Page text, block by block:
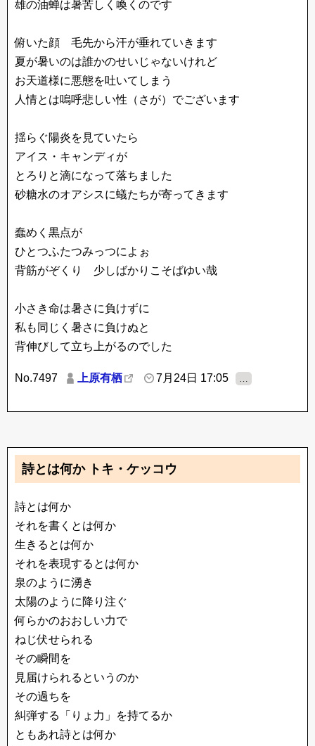
雄の油蝉は暑苦しく喚くのです
俯いた顔 毛先から汗が垂れていきます
夏が暑いのは誰かのせいじゃないけれど
お天道様に悪態を吐いてしまう
人情とは嗚呼悲しい性（さが）でございます
揺らぐ陽炎を見ていたら
アイス・キャンディが
とろりと滴になって落ちました
砂糖水のオアシスに蟻たちが寄ってきます
蠢めく黒点が
ひとつふたつみっつによぉ
背筋がぞくり 少しばかりこそばゆい哉
小さき命は暑さに負けずに
私も同じく暑さに負けぬと
背伸びして立ち上がるのでした
No.7497 上原有栖 7月24日 17:05
詩とは何か トキ・ケッコウ
詩とは何か
それを書くとは何か
生きるとは何か
それを表現するとは何か
泉のように湧き
太陽のように降り注ぐ
何らかのおおしい力で
ねじ伏せられる
その瞬間を
見届けられるというのか
その過ちを
糾弾する「りょ力」を持てるか
ともあれ詩とは何か